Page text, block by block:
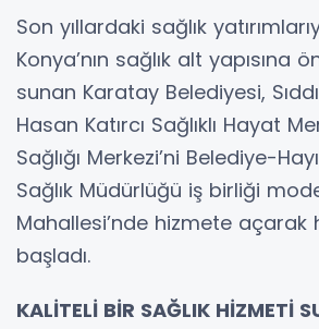
Son yıllardaki sağlık
Konya’nın sağlık alt yapısına
sunan Karatay Belediyesi,
Hasan Katırcı Sağlıklı Hayat
Sağlığı Merkezi’ni Belediye-
Sağlık Müdürlüğü iş birliği
Mahallesi’nde hizmete
başladı.
KALİTELİ BİR SAĞLIK HİZMETİ